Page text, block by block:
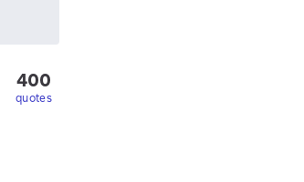
400
quotes